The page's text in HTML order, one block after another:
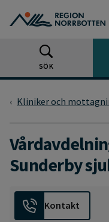
SÖK
Kliniker och
Sunderby
Kontakt